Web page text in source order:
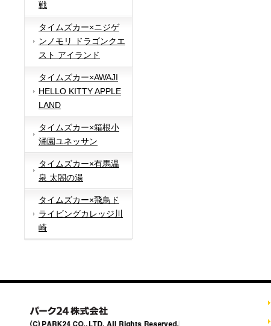
戦
タイムズカー×ニジゲ
ンノモリ ドラゴンクエ
スト アイランド
タイムズカー×AWAJI
HELLO KITTY APPLE
LAND
タイムズカー×箱根小
涌園ユネッサン
タイムズカー×有馬温
泉 太閤の湯
タイムズカー×飛鳥ド
ライビングカレッジ川
崎